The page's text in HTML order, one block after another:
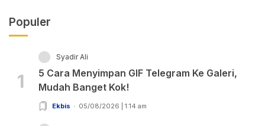
Populer
1
Syadir Ali
5 Cara Menyimpan GIF Telegram Ke Galeri,
Mudah Banget Kok!
Ekbis 05/08/2026 | 1:14 am